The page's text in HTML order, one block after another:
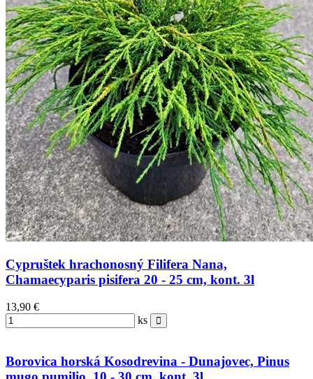
Cypruštek hrachonosný Filifera Nana,
Chamaecyparis pisifera 20 - 25 cm, kont. 3l
13,90 €
ks
Borovica horská Kosodrevina - Dunajovec, Pinus